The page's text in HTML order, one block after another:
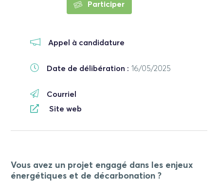
Participer
Appel à candidature
Date de délibération : 16/05/2025
Courriel
Site web
Vous avez un projet engagé dans les enjeux
énergétiques et de décarbonation ?